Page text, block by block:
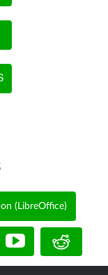
(LibreOffice)